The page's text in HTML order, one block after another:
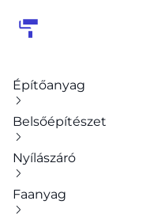
Építőanyag
Belsőépítészet
Nyílászáró
Faanyag